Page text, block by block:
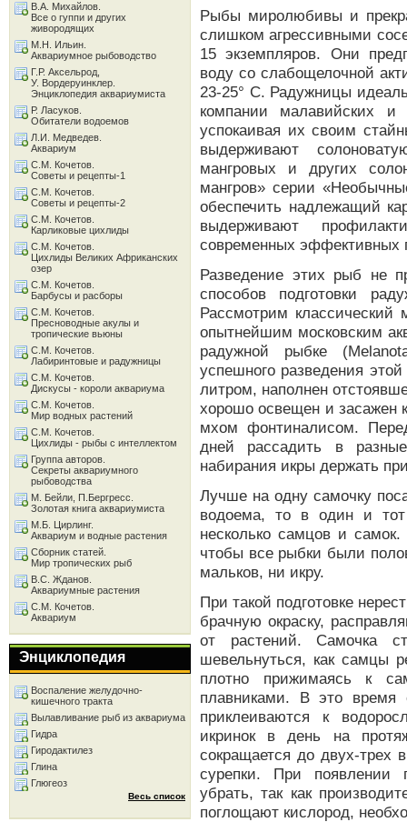
Рыбы миролюбивы и
слишком агрессивными
15 экземпляров. Они
воду со слабощелочной
23-25° С. Радужницы
компании малавийских и
успокаивая их своим
выдерживают
мангровых и других
мангров» серии
обеспечить надлежащий
выдерживают
современных эффективных
Разведение этих рыб не
способов подготовки
Рассмотрим классический
опытнейшим московским
радужной рыбке
успешного разведения
литром, наполнен
хорошо освещен и засажен
мхом фонтиналисом.
дней рассадить в
набирания икры держать
Лучше на одну самочку
водоема, то в один и
несколько самцов и
чтобы все рыбки были
мальков, ни икру.
При такой подготовке
брачную окраску,
от растений. Самочка
шевельнуться, как самцы
плотно прижимаясь к
плавниками. В это время
приклеиваются к
икринок в день на
сокращается до двух-трех
сурепки. При появлении
убрать, так как
поглощают кислород,
В.А. Михайлов.
Все о гуппи и других
живородящих
М.Н. Ильин.
Аквариумное рыбоводство
Г.Р. Аксельрод,
У. Вордеруинклер.
Энциклопедия аквариумиста
Р. Ласуков.
Обитатели водоемов
Л.И. Медведев.
Аквариум
С.М. Кочетов.
Советы и рецепты-1
С.М. Кочетов.
Советы и рецепты-2
С.М. Кочетов.
Карликовые цихлиды
С.М. Кочетов.
Цихлиды Великих Африканских
озер
С.М. Кочетов.
Барбусы и расборы
С.М. Кочетов.
Пресноводные акулы и
тропические вьюны
С.М. Кочетов.
Лабиринтовые и радужницы
С.М. Кочетов.
Дискусы - короли аквариума
С.М. Кочетов.
Мир водных растений
С.М. Кочетов.
Цихлиды - рыбы с интеллектом
Группа авторов.
Секреты аквариумного
рыбоводства
М. Бейли, П.Бергресс.
Золотая книга аквариумиста
М.Б. Цирлинг.
Аквариум и водные растения
Сборник статей.
Мир тропических рыб
В.С. Жданов.
Аквариумные растения
С.М. Кочетов.
Аквариум
Энциклопедия
Воспаление желудочно-
кишечного тракта
Вылавливание рыб из аквариума
Гидра
Гиродактилез
Глина
Глюгеоз
Весь список